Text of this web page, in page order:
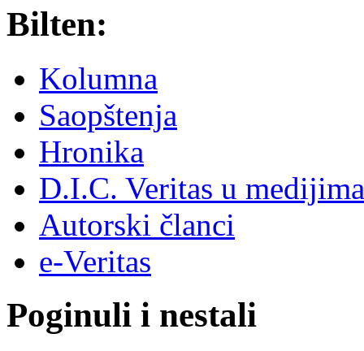
Bilten:
Kolumna
Saopštenja
Hronika
D.I.C. Veritas u medijima
Autorski članci
e-Veritas
Poginuli i nestali